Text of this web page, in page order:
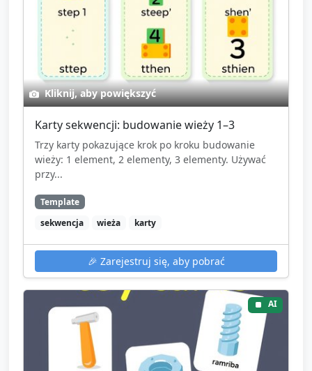
Kliknij, aby powiększyć
Karty sekwencji: budowanie wieży 1–3
Trzy karty pokazujące krok po kroku budowanie
wieży: 1 element, 2 elementy, 3 elementy. Używać
przy...
Template
sekwencja
wieża karty
🎉 Zarejestruj się, aby pobrać
AI